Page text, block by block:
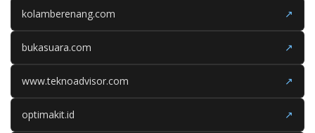
kolamberenang.com ↗
bukasuara.com ↗
www.teknoadvisor.com ↗
optimakit.id ↗